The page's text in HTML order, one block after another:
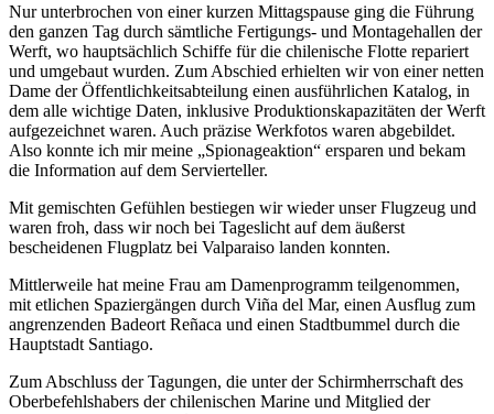
Nur unterbrochen von einer kurzen Mittagspause ging die Führung
den ganzen Tag durch sämtliche Fertigungs- und Montagehallen der
Werft, wo hauptsächlich Schiffe für die chilenische Flotte repariert
und umgebaut wurden. Zum Abschied erhielten wir von einer netten
Dame der Öffentlichkeitsabteilung einen ausführlichen Katalog, in
dem alle wichtige Daten, inklusive Produktionskapazitäten der Werft
aufgezeichnet waren. Auch präzise Werkfotos waren abgebildet.
Also konnte ich mir meine
Spionageaktion
ersparen und bekam
die Information auf dem Servierteller.
Mit gemischten Gefühlen bestiegen wir wieder unser Flugzeug und
waren froh, dass wir noch bei Tageslicht auf dem äußerst
bescheidenen Flugplatz bei Valparaiso landen konnten.
Mittlerweile hat meine Frau am Damenprogramm teilgenommen,
mit etlichen Spaziergängen durch Viña del Mar, einen Ausflug zum
angrenzenden Badeort Reñaca und einen Stadtbummel durch die
Hauptstadt Santiago.
Zum Abschluss der Tagungen, die unter der Schirmherrschaft des
Oberbefehlshabers der chilenischen Marine und Mitglied der